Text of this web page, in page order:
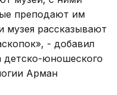
преподают им
музея рассказывают
- добавил
детско-юношеского
Арман